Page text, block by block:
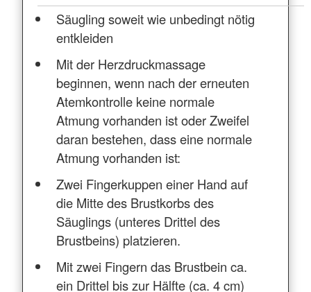
Säugling soweit wie unbedingt nötig
entkleiden
Mit der Herzdruckmassage
beginnen, wenn nach der erneuten
Atemkontrolle keine normale
Atmung vorhanden ist oder Zweifel
daran bestehen, dass eine normale
Atmung vorhanden ist:
Zwei Fingerkuppen einer Hand auf
die Mitte des Brustkorbs des
Säuglings (unteres Drittel des
Brustbeins) platzieren.
Mit zwei Fingern das Brustbein ca.
ein Drittel bis zur Hälfte (ca. 4 cm)